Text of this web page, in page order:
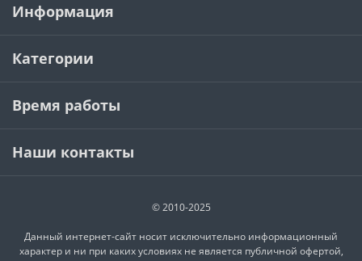
Информация
Категории
Время работы
Наши контакты
© 2010-2025
Данный интернет-сайт носит исключительно информационный
характер и ни при каких условиях не является публичной офертой,